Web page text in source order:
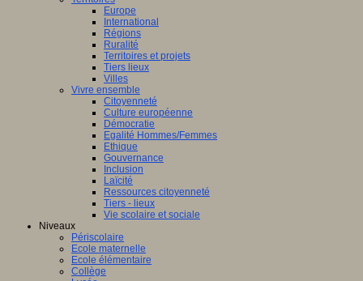
Europe
International
Régions
Ruralité
Territoires et projets
Tiers lieux
Villes
Vivre ensemble
Citoyenneté
Culture européenne
Démocratie
Egalité Hommes/Femmes
Ethique
Gouvernance
Inclusion
Laïcité
Ressources citoyenneté
Tiers - lieux
Vie scolaire et sociale
Niveaux
Périscolaire
Ecole maternelle
Ecole élémentaire
Collège